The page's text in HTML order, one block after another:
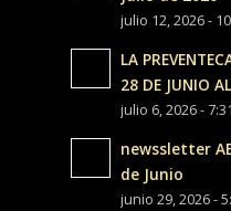
julio 12, 2026 -
LA
28 DE JUNIO
julio 6, 2026 -
newssletter
de Junio
junio 29, 2026 -